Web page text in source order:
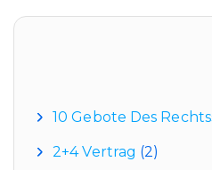
10 Gebote Des
2+4 Vertrag (2)